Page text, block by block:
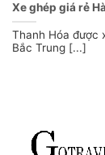
Xe ghép giá rẻ
Thanh Hóa được
Bắc Trung [...]